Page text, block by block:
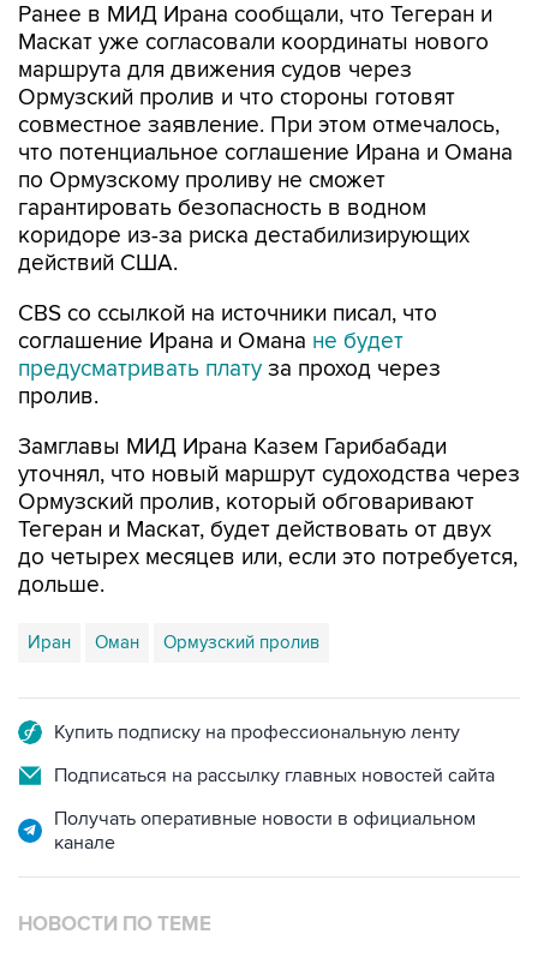
Ранее в МИД Ирана сообщали, что Тегеран и
Маскат уже согласовали координаты нового
маршрута для движения судов через
Ормузский пролив и что стороны готовят
совместное заявление. При этом отмечалось,
что потенциальное соглашение Ирана и Омана
по Ормузскому проливу не сможет
гарантировать безопасность в водном
коридоре из-за риска дестабилизирующих
действий США.
CBS со ссылкой на источники писал, что
соглашение Ирана и Омана не будет
предусматривать плату за проход через
пролив.
Замглавы МИД Ирана Казем Гарибабади
уточнял, что новый маршрут судоходства через
Ормузский пролив, который обговаривают
Тегеран и Маскат, будет действовать от двух
до четырех месяцев или, если это потребуется,
дольше.
Иран Оман Ормузский пролив
Купить подписку на профессиональную ленту
Подписаться на рассылку главных новостей сайта
Получать оперативные новости в официальном
канале
НОВОСТИ ПО ТЕМЕ